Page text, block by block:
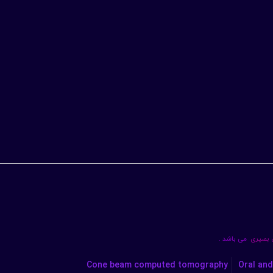
بصیری می باشد .
Oral
Cone beam computed tomography